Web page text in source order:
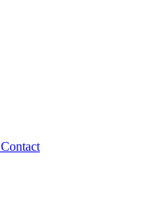
Contact